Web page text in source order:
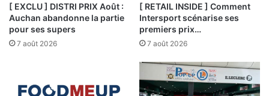
[ EXCLU ] DISTRI PRIX Août :
Auchan abandonne la partie
pour ses supers
7 août 2026
[ RETAIL INSIDE ] Comment
Intersport scénarise ses
premiers prix…
7 août 2026